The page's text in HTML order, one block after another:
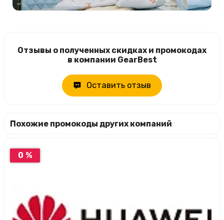
Отзывы о полученных скидках и промокодах
в компании GearBest
Оставить отзыв
Похожие промокоды других компаний
0 %